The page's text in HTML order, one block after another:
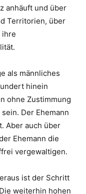
anhäuft und über
Territorien, über
ihre
als männliches
hinein
ohne Zustimmung
Der Ehemann
Aber auch über
Ehemann die
vergewaltigen.
ist der Schritt
weiterhin hohen